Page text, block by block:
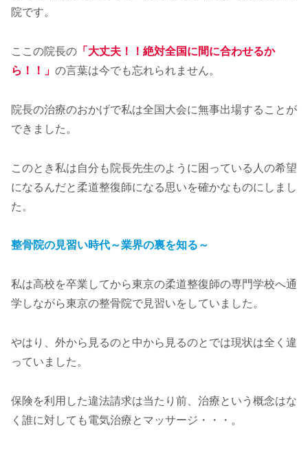
院です。
ここの院長の 「大丈夫！！絶対全国に間に合わせるか
ら！！」 の言葉は今でも忘れられません。
院長の治療のおかげで私は全国大会に無事出場することが
できました。
このとき私は自分も院長先生のように困っている人の希望
になるんだと柔道整復師になる思いを確かなものにしまし
た。
整骨院の見習い時代～業界の裏を知る～
私は高校を卒業してから東京の柔道整復師の専門学校へ通
学しながら東京の整骨院で見習いをしていました。
やはり、外から見るのと中から見るのとでは現状は全く違
っていました。
保険を利用した違法請求は当たり前、治療という概念はな
く誰に対しても電気治療とマッサージ・・・。